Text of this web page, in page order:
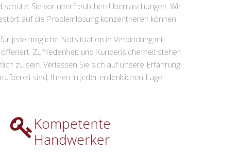
Sie vor unerfreulichen Überraschungen. Wir
auf die Problemlösung konzentrieren können.
jede mögliche Notsituation in Verbindung mit
Zufriedenheit und Kundensicherheit stehen
zu sein. Verlassen Sie sich auf unsere Erfahrung
sind, Ihnen in jeder erdenklichen Lage
Kompetente
Handwerker